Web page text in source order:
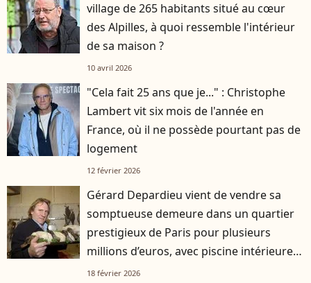
village de 265 habitants situé au cœur
des Alpilles, à quoi ressemble l'intérieur
de sa maison ?
10 avril 2026
"Cela fait 25 ans que je..." : Christophe
Lambert vit six mois de l'année en
France, où il ne possède pourtant pas de
logement
12 février 2026
Gérard Depardieu vient de vendre sa
somptueuse demeure dans un quartier
prestigieux de Paris pour plusieurs
millions d’euros, avec piscine intérieure
et cuisine professionnelle
18 février 2026